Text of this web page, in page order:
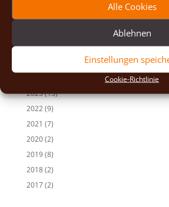
Alle Cookies
Ablehnen
Einstellungen
Cookie-Richtlinie
2026(2)
2023(13)
2022(9)
2021 (7)
2020(2)
2019(8)
2018(2)
2017(2)